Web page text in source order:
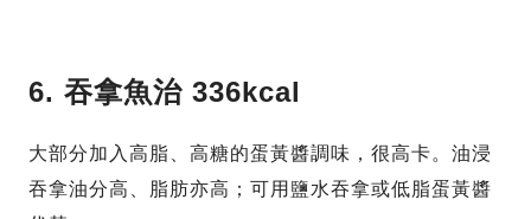
6. 吞拿魚治 336kcal
大部分加入高脂、高糖的蛋黃醬調味，很高卡。油浸
吞拿油分高、脂肪亦高；可用鹽水吞拿或低脂蛋黃醬